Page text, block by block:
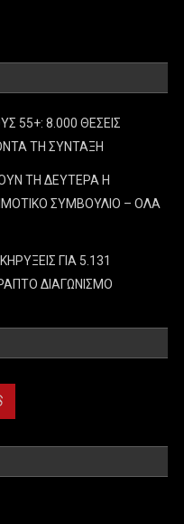
55+: 8.000 ΘΕΣΕΙΣ
ΤΗ ΣΥΝΤΑΞΗ
ΤΗ ΔΕΥΤΕΡΑ H
ΣΥΜΒΟΥΛΙΟ – ΟΛΑ
ΓΙΑ 5.131
ΔΙΑΓΩΝΙΣΜΟ